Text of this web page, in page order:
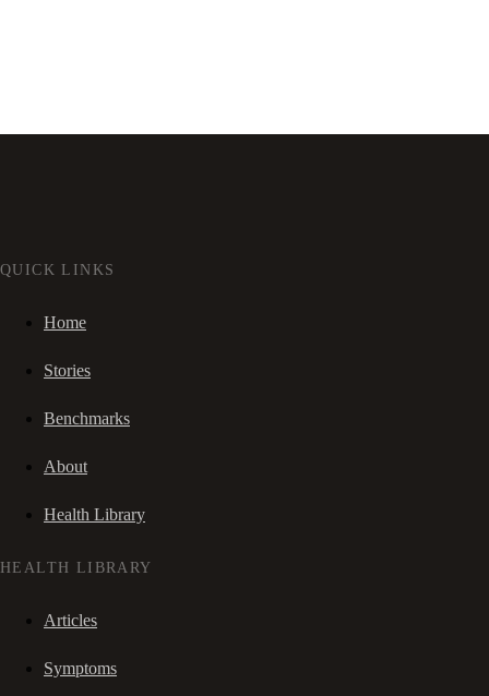
QUICK LINKS
Home
Stories
Benchmarks
About
Health Library
HEALTH LIBRARY
Articles
Symptoms